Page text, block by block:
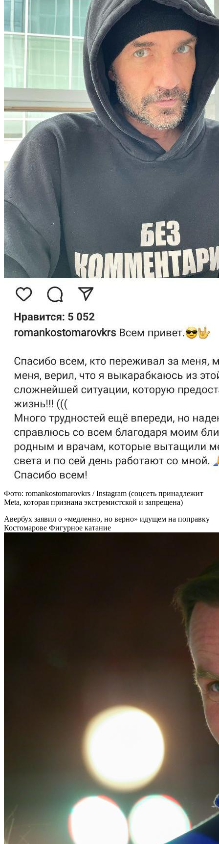
Фото: romankostomarovkrs / Instagram (соцсеть принадлежит
Meta, которая признана экстремистской и запрещена)
Авербух заявил о «медленно, но верно» идущем на поправку
Костомарове Фигурное катание